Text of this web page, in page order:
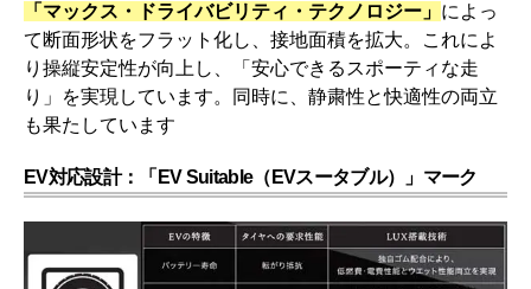
「マックス・ドライバビリティ・テクノロジー」 によっ
て断面形状をフラット化し、接地面積を拡大。これによ
り操縦安定性が向上し、「安心できるスポーティな走
り」を実現しています。同時に、静粛性と快適性の両立
も果たしています
EV対応設計：「EV Suitable（EVスータブル）」マーク